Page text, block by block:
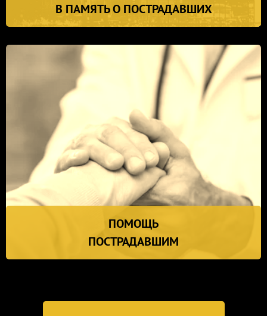
В ПАМЯТЬ О ПОСТРАДАВШИХ
ПОМОЩЬ
ПОСТРАДАВШИМ